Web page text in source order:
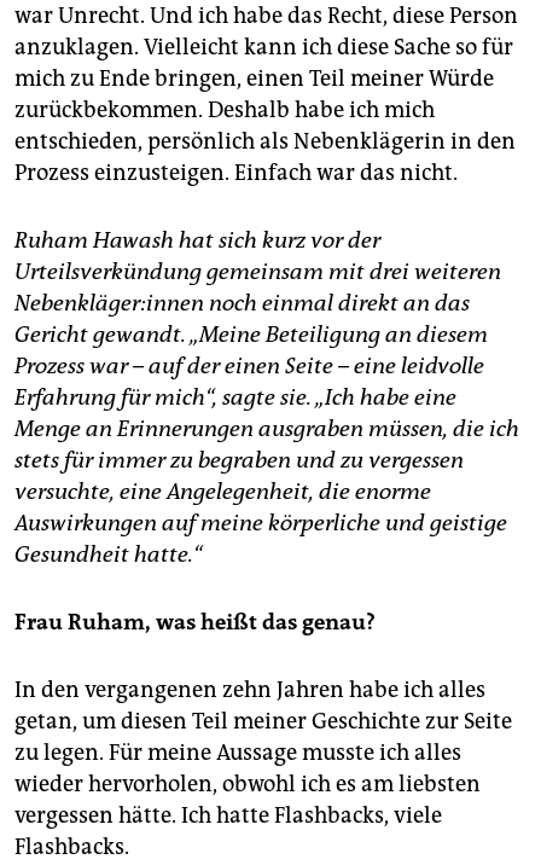
war Unrecht. Und ich habe das Recht, diese Person
anzuklagen. Vielleicht kann ich diese Sache so für
mich zu Ende bringen, einen Teil meiner Würde
zurückbekommen. Deshalb habe ich mich
entschieden, persönlich als Nebenklägerin in den
Prozess einzusteigen. Einfach war das nicht.
Ruham Hawash hat sich kurz vor der
Urteilsverkündung gemeinsam mit drei weiteren
Ne­ben­klä­ge­r:in­nen noch einmal direkt an das
Gericht gewandt. „Meine Beteiligung an diesem
Prozess war – auf der einen Seite – eine leidvolle
Erfahrung für mich“, sagte sie. „Ich habe eine
Menge an Erinnerungen ausgraben müssen, die ich
stets für immer zu begraben und zu vergessen
versuchte, eine Angelegenheit, die enorme
Auswirkungen auf meine körperliche und geistige
Gesundheit hatte.“
Frau Ruham, was heißt das genau?
In den vergangenen zehn Jahren habe ich alles
getan, um diesen Teil meiner Geschichte zur Seite
zu legen. Für meine Aussage musste ich alles
wieder hervorholen, obwohl ich es am liebsten
vergessen hätte. Ich hatte Flashbacks, viele
Flashbacks.